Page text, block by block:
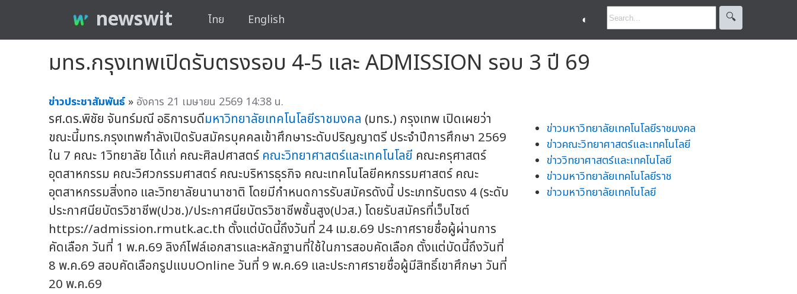
newswit ไทย English ◐ 🔍︎
มทร.กรุงเทพเปิดรับตรงรอบ 4-5 และ ADMISSION รอบ 3 ปี 69
ข่าวประชาสัมพันธ์ » อังคาร 21 เมษายน 2569 14:38 น.
รศ.ดร.พิชัย จันทร์มณี อธิการบดีมหาวิทยาลัยเทคโนโลยีราชมงคล (มทร.) กรุงเทพ เปิดเผยว่า
ขณะนี้มทร.กรุงเทพกำลังเปิดรับสมัครบุคคลเข้าศึกษาระดับปริญญาตรี ประจำปีการศึกษา 2569
ใน 7 คณะ 1วิทยาลัย ได้แก่ คณะศิลปศาสตร์ คณะวิทยาศาสตร์และเทคโนโลยี คณะครุศาสตร์
อุตสาหกรรม คณะวิศวกรรมศาสตร์ คณะบริหารธุรกิจ คณะเทคโนโลยีคหกรรมศาสตร์ คณะ
อุตสาหกรรมสิ่งทอ และวิทยาลัยนานาชาติ โดยมีกำหนดการรับสมัครดังนี้ ประเภทรับตรง 4 (ระดับ
ประกาศนียบัตรวิชาชีพ(ปวช.)/ประกาศนียบัตรวิชาชีพชั้นสูง(ปวส.) โดยรับสมัครที่เว็บไซต์
https://admission.rmutk.ac.th ตั้งแต่บัดนี้ถึงวันที่ 24 เม.ย.69 ประกาศรายชื่อผู้ผ่านการ
คัดเลือก วันที่ 1 พ.ค.69 ลิงก์ไฟล์เอกสารและหลักฐานที่ใช้ในการสอบคัดเลือก ตั้งแต่บัดนี้ถึงวันที่
8 พ.ค.69 สอบคัดเลือกรูปแบบOnline วันที่ 9 พ.ค.69 และประกาศรายชื่อผู้มีสิทธิ์เขาศึกษา วันที่
20 พ.ค.69
ข่าวมหาวิทยาลัยเทคโนโลยีราชมงคล
ข่าวคณะวิทยาศาสตร์และเทคโนโลยี
ข่าววิทยาศาสตร์และเทคโนโลยี
ข่าวมหาวิทยาลัยเทคโนโลยีราช
ข่าวมหาวิทยาลัยเทคโนโลยี